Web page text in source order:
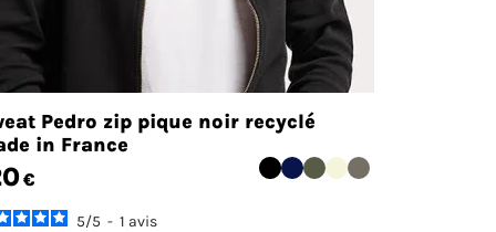
Pedro zip pique noir recyclé
in France
€
5/5 - 1 avis